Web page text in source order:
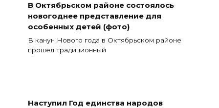
В Октябрьском районе состоялось
новогоднее представление для
особенных детей (фото)
В канун Нового года в Октябрьском районе
прошел традиционный
Наступил Год единства народов